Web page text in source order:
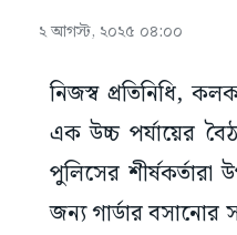
২ আগস্ট, ২০২৫ ০৪:০০
নিজস্ব প্রতিনিধি,
এক উচ্চ পর্যায়ের
পুলিসের
জন্য গার্ডার